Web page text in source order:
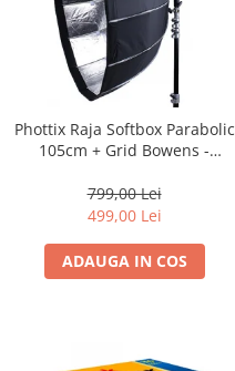
Phottix Raja Softbox Parabolic
105cm + Grid Bowens -
799,00 Lei
499,00 Lei
ADAUGA IN COS